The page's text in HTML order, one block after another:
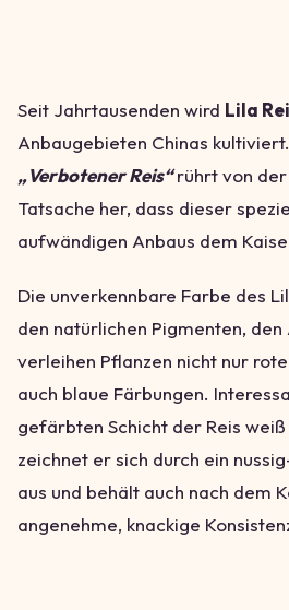
Seit Jahrtausenden wird Lila
Anbaugebieten Chinas
„Verbotener Reis“rührt von der
Tatsache her, dass dieser
aufwändigen Anbaus dem
Die unverkennbare Farbe des
den natürlichen Pigmenten,
verleihen Pflanzen nicht nur
auch blaue Färbungen.
gefärbten Schicht der Reis
zeichnet er sich durch ein
aus und behält auch nach dem
angenehme, knackige